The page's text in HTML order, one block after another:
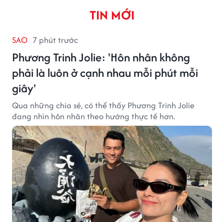
TIN MỚI
SAO 7 phút trước
Phương Trinh Jolie: 'Hôn nhân không
phải là luôn ở cạnh nhau mỗi phút mỗi
giây'
Qua những chia sẻ, có thể thấy Phương Trinh Jolie
đang nhìn hôn nhân theo hướng thực tế hơn.